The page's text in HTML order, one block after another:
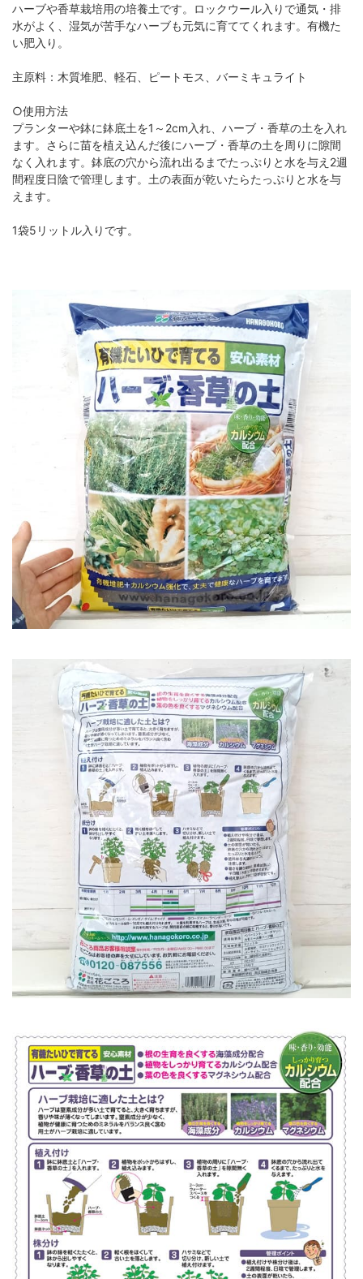
ハーブや香草栽培用の培養土です。ロックウール入りで通気・排
水がよく、湿気が苦手なハーブも元気に育ててくれます。有機た
い肥入り。
主原料：木質堆肥、軽石、ピートモス、バーミキュライト
○使用方法
プランターや鉢に鉢底土を1～2cm入れ、ハーブ・香草の土を入れ
ます。さらに苗を植え込んだ後にハーブ・香草の土を周りに隙間
なく入れます。鉢底の穴から流れ出るまでたっぷりと水を与え2週
間程度日陰で管理します。土の表面が乾いたらたっぷりと水を与
えます。
1袋5リットル入りです。